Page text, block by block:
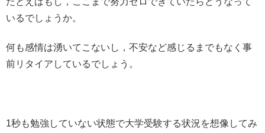
いるでしょうか。
何も感情は湧いてこないし，不安など感じるまでもなく事
前リタイアしているでしょう。
1秒も勉強していない状態で大学受験する状況を想像してみ